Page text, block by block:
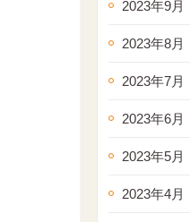
2023年9月
2023年8月
2023年7月
2023年6月
2023年5月
2023年4月